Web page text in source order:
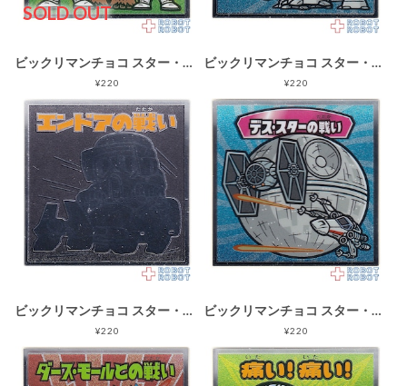
SOLD OUT
ビックリマンチョコ スター・ウォーズ 名シーン総集編 コレクターシール No.09デス・スター侵入
¥220
ビックリマンチョコ スター・ウォーズ 名シーン総集編 コレクターシール No.12ホスの戦い
¥220
ビックリマンチョコ スター・ウォーズ 名シーン総集編 コレクターシール No.20エンドアの戦い
¥220
ビックリマンチョコ スター・ウォーズ 名シーン総集編 コレクターシール No.11デス・スターの戦い
¥220